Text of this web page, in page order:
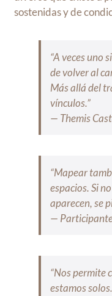
sostenidas y de
“A veces uno
de volver al
Más allá del
vínculos.”
— Themis
“Mapear
espacios. Si
aparecen, se
—
“Nos permite
estamos